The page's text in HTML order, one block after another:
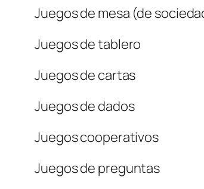
Juegos de mesa (de
Juegos de tablero
Juegos de cartas
Juegos de dados
Juegos cooperativos
Juegos de preguntas